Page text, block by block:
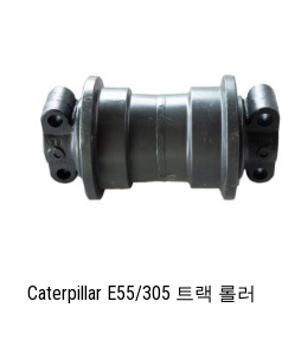
Caterpillar E55/305 트랙 롤러